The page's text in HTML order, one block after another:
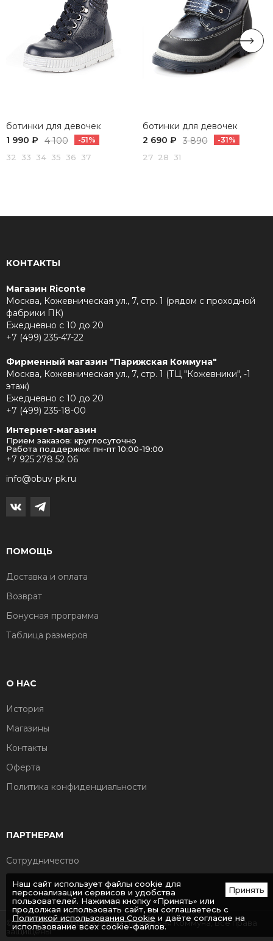
ботинки для девочек
1 990 ₽
4 100 -51%
32 33 34 35 36 37
ботинки для девочек
2 690 ₽
3 890 -31%
27 28 31
КОНТАКТЫ
Магазин Riconte
Москва, Кожевническая ул., 7, стр. 1 (рядом с проходной
фабрики ПК)
Ежедневно с 10 до 20
+7 (499) 235-47-22
Фирменный магазин "Парижская Коммуна"
Москва, Кожевническая ул., 7, стр. 1 (ТЦ "Кожевники", -1
этаж)
Ежедневно с 10 до 20
+7 (499) 235-18-00
Интернет-магазин
Прием заказов: круглосуточно
Работа поддержки: пн-пт 10:00-19:00
+7 925 278 52 06
info@obuv-pk.ru
ПОМОЩЬ
Доставка и оплата
Возврат
Бонусная программа
Таблица размеров
О НАС
История
Магазины
Контакты
Оферта
Политика конфиденциальности
ПАРТНЕРАМ
Сотрудничество
© 1922 - 2026 Фабрика обуви Парижская Коммуна, Все права
защищены
Принять
Наш сайт использует файлы cookie для
персонализации сервисов и удобства
пользователей. Нажимая кнопку «Принять» или
продолжая использовать сайт, вы соглашаетесь с
Политикой использования Cookie и даёте согласие на
использование всех cookie-файлов.